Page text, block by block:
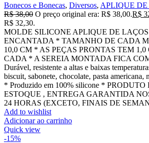
Bonecos e Bonecas, Diversos, APLIQUE
R$38,00 O preço original era: R$ 38,00.R$
R$ 32,30.
MOLDE SILICONE APLIQUE DE LAÇOS
ENCANTADA * TAMANHO DE CADA
10,0 CM * AS PEÇAS PRONTAS TEM 1,0
CADA * A SEREIA MONTADA FICA
Durável, resistente a altas e baixas
biscuit, sabonete, chocolate, pasta americana,
* Produzido em 100% silicone *
ESTOQUE , ENTREGA GARANTIDA
24 HORAS (EXCETO, FINAIS DE
Add to wishlist
Adicionar ao carrinho
Quick view
-15%